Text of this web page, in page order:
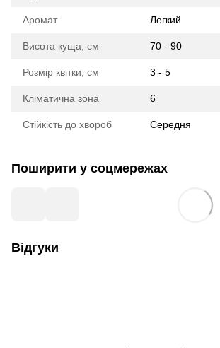
Аромат Легкий
Висота куща, см 70 - 90
Розмір квітки, см 3 - 5
Кліматична зона 6
Стійкість до хвороб Середня
Поширити у соцмережах
Відгуки